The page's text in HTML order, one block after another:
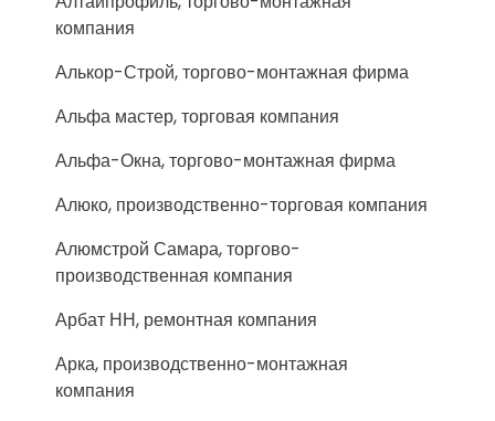
компания
Алькор-Строй, торгово-монтажная фирма
Альфа мастер, торговая компания
Альфа-Окна, торгово-монтажная фирма
Алюко, производственно-торговая компания
Алюмстрой Самара, торгово-
производственная компания
Арбат НН, ремонтная компания
Арка, производственно-монтажная
компания